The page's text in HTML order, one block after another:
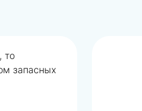
, то
запасных